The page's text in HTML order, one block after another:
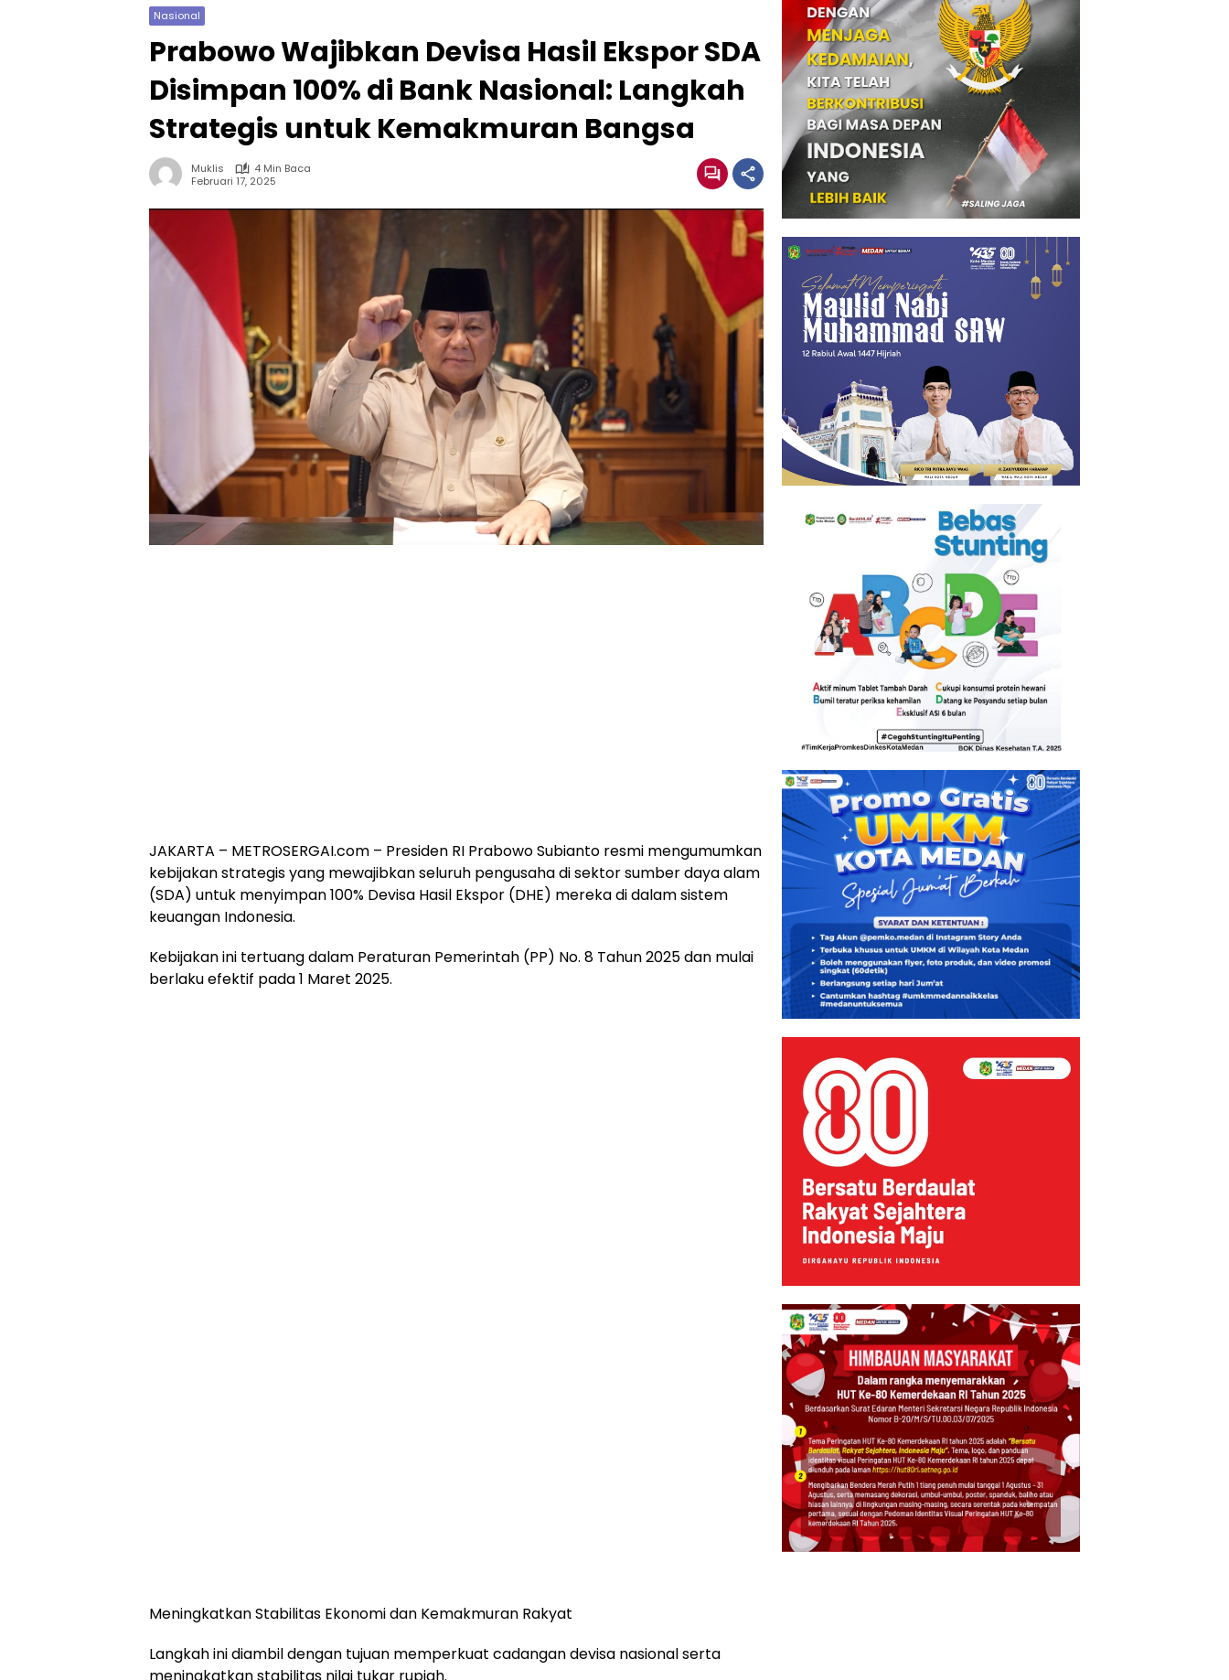
Nasional
Prabowo Wajibkan Devisa Hasil Ekspor SDA
Disimpan 100% di Bank Nasional: Langkah
Strategis untuk Kemakmuran Bangsa
Muklis
4 Min Baca
Februari 17, 2025
JAKARTA – METROSERGAI.com – Presiden RI Prabowo Subianto resmi mengumumkan
kebijakan strategis yang mewajibkan seluruh pengusaha di sektor sumber daya alam
(SDA) untuk menyimpan 100% Devisa Hasil Ekspor (DHE) mereka di dalam sistem
keuangan Indonesia.
Kebijakan ini tertuang dalam Peraturan Pemerintah (PP) No. 8 Tahun 2025 dan mulai
berlaku efektif pada 1 Maret 2025.
Meningkatkan Stabilitas Ekonomi dan Kemakmuran Rakyat
Langkah ini diambil dengan tujuan memperkuat cadangan devisa nasional serta